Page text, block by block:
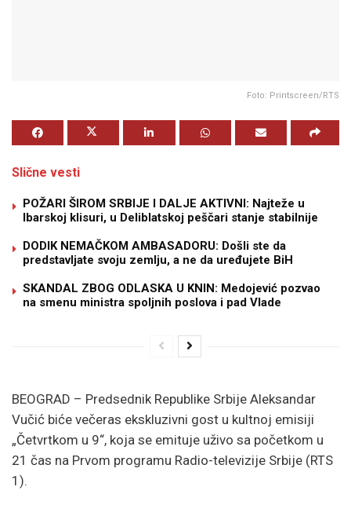
Foto: Printscreen/RTS
Slične vesti
POŽARI ŠIROM SRBIJE I DALJE AKTIVNI: Najteže u
Ibarskoj klisuri, u Deliblatskoj peščari stanje stabilnije
DODIK NEMAČKOM AMBASADORU: Došli ste da
predstavljate svoju zemlju, a ne da uređujete BiH
SKANDAL ZBOG ODLASKA U KNIN: Medojević pozvao
na smenu ministra spoljnih poslova i pad Vlade
BEOGRAD – Predsednik Republike Srbije Aleksandar
Vučić biće večeras ekskluzivni gost u kultnoj emisiji
„Četvrtkom u 9“, koja se emituje uživo sa početkom u
21 čas na Prvom programu Radio-televizije Srbije (RTS
1).